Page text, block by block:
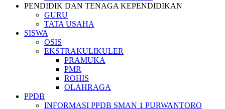
PENDIDIK DAN TENAGA KEPENDIDIKAN
GURU
TATA USAHA
SISWA
OSIS
EKSTRAKULIKULER
PRAMUKA
PMR
ROHIS
OLAHRAGA
PPDB
INFORMASI PPDB SMAN 1 PURWANTORO